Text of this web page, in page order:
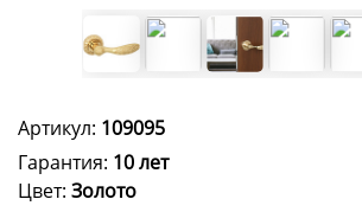
Артикул: 109095
Гарантия: 10 лет
Цвет: Золото